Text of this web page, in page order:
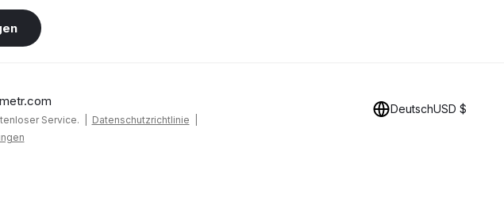
Service. | Datenschutzrichtlinie
DeutschUSD $